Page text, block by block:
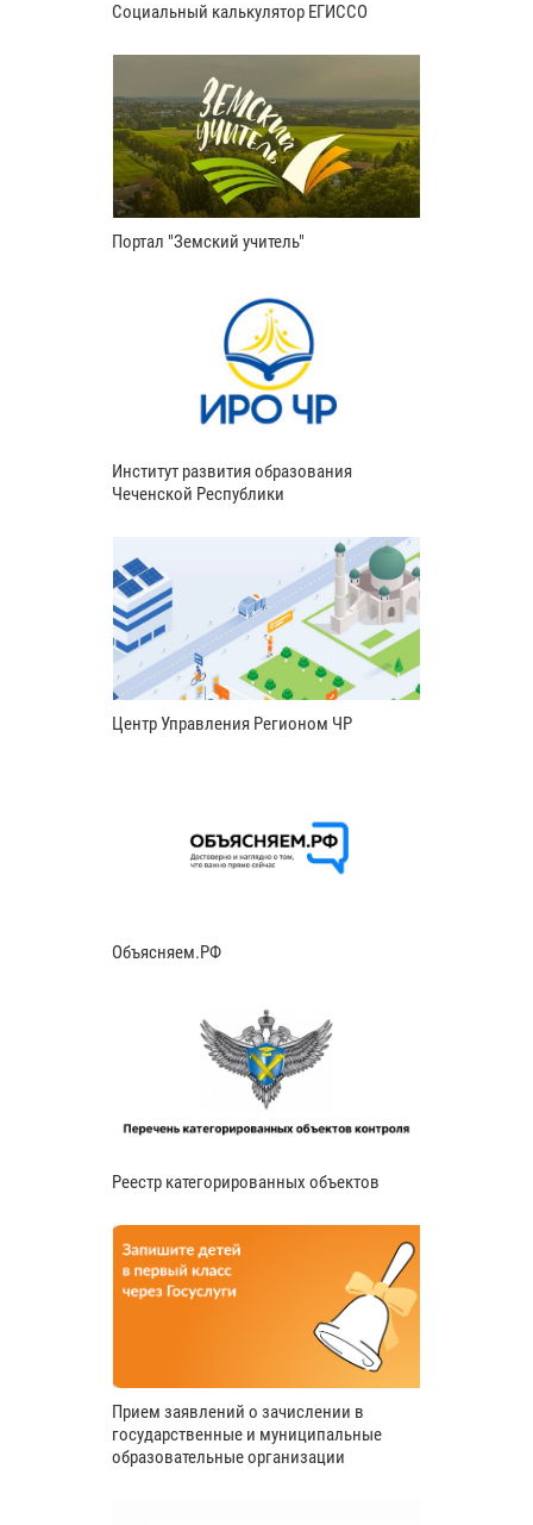
Социальный калькулятор ЕГИССО
Портал "Земский учитель"
Институт развития образования
Чеченской Республики
Центр Управления Регионом ЧР
Объясняем.РФ
Реестр категорированных объектов
Прием заявлений о зачислении в
государственные и муниципальные
образовательные организации